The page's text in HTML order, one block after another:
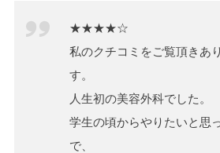
★★★★☆
私のクチコミをご覧頂きあ
す。
人生初の美容外科でした。
学生の頃からやりたいと思
で、